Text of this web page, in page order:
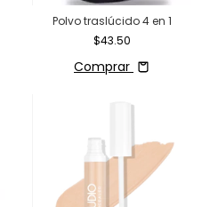
Polvo traslúcido 4 en 1
$43.50
Comprar